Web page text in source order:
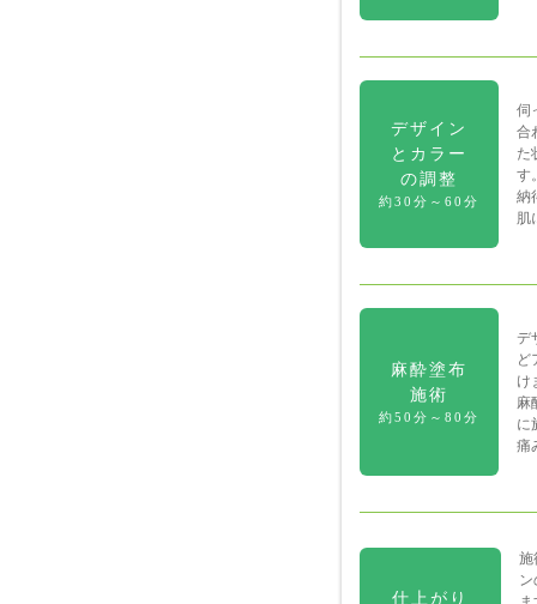
デザイン
とカラー
の調整
約30分～60分
伺
合
た
す
納
肌
麻酔塗布
施術
約50分～80分
デ
ど
け
麻
に
痛
仕上がり
施